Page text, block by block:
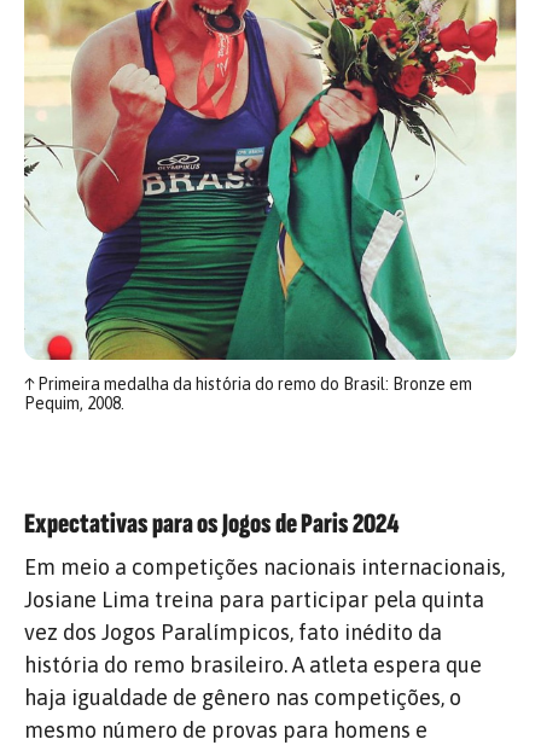
↑Primeira medalha da história do remo do Brasil: Bronze em
Pequim, 2008.
Expectativas para os Jogos de Paris 2024
Em meio a competições nacionais internacionais,
Josiane Lima treina para participar pela quinta
vez dos Jogos Paralímpicos, fato inédito da
história do remo brasileiro. A atleta espera que
haja igualdade de gênero nas competições, o
mesmo número de provas para homens e